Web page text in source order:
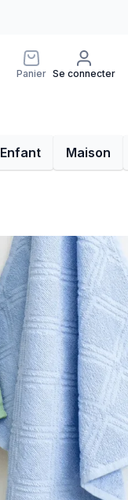
Panier Se connecter
Enfant Maison